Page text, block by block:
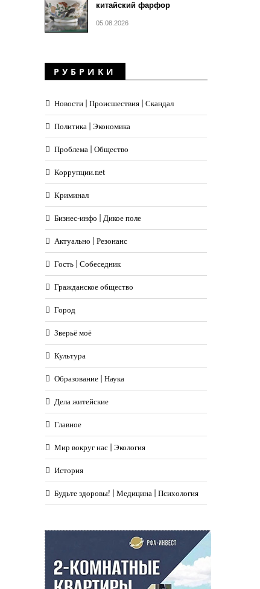
китайский фарфор
05.08.2026
РУБРИКИ
Новости | Происшествия | Скандал
Политика | Экономика
Проблема | Общество
Коррупции.net
Криминал
Бизнес-инфо | Дикое поле
Актуально | Резонанс
Гость | Собеседник
Гражданское общество
Город
Зверьё моё
Культура
Образование | Наука
Дела житейские
Главное
Мир вокруг нас | Экология
История
Будьте здоровы! | Медицина | Психология